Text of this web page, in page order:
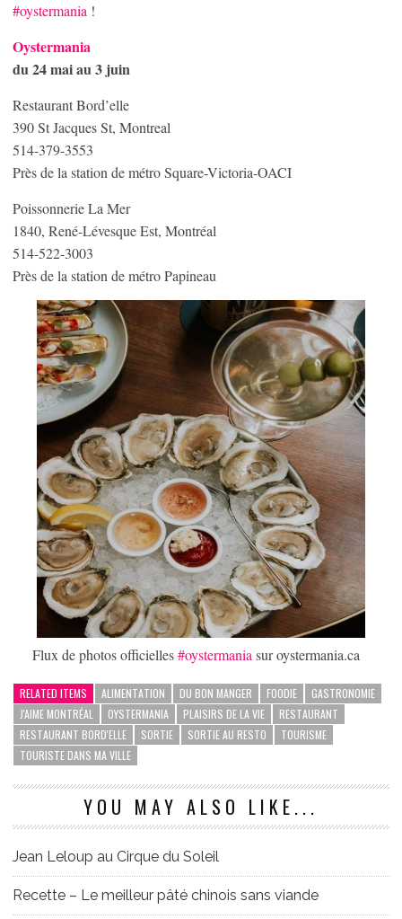
#oystermania !
Oystermania
du 24 mai au 3 juin
Restaurant Bord’elle
390 St Jacques St, Montreal
514-379-3553
Près de la station de métro Square-Victoria-OACI
Poissonnerie La Mer
1840, René-Lévesque Est, Montréal
514-522-3003
Près de la station de métro Papineau
Flux de photos officielles#oystermania sur oystermania.ca
RELATED ITEMS ALIMENTATION DU BON MANGER FOODIE
GASTRONOMIE
J'AIME MONTRÉAL
OYSTERMANIA PLAISIRS DE LA VIE
RESTAURANT
RESTAURANT BORD'ELLE
SORTIE SORTIE AU RESTO
TOURISME
TOURISTE DANS MA VILLE
YOU MAY ALSO LIKE...
Jean Leloup au Cirque du Soleil
Recette – Le meilleur pâté chinois sans viande